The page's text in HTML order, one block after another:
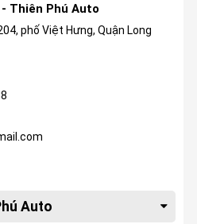
Thiên Phú Auto
phố Việt Hưng, Quận Long
Auto